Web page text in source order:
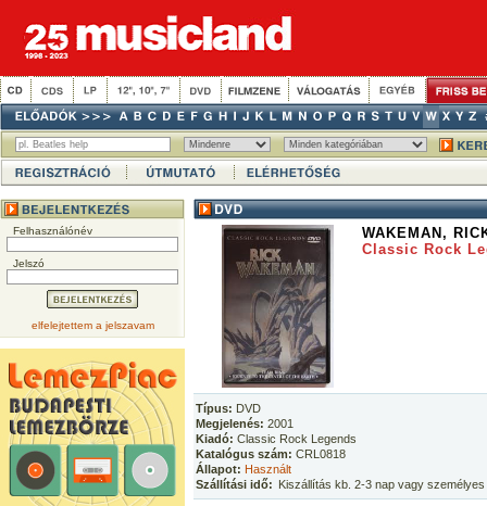
Felhasználónév
Jelszó
elfelejtettem a jelszavam
WAKEMAN,
Classic Rock
Típus: DVD
Megjelenés: 2001
Kiadó: Classic Rock Legends
Katalógus szám: CRL0818
Állapot: Használt
Szállítási idő: Kiszállítás kb. 2-3 nap vagy